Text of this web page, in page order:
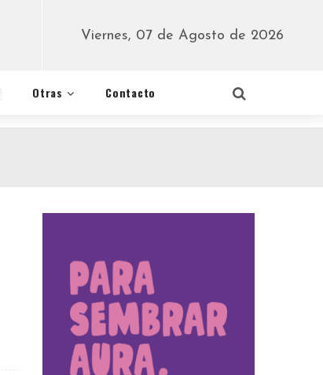
Viernes, 07 de Agosto de 2026
Otras Contacto